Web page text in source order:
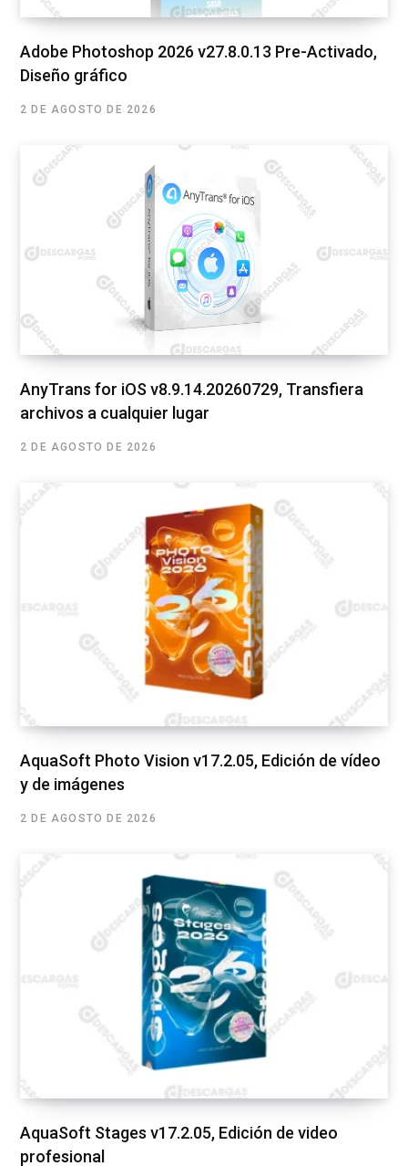
Adobe Photoshop 2026 v27.8.0.13 Pre-Activado,
Diseño gráfico
2 DE AGOSTO DE 2026
AnyTrans for iOS v8.9.14.20260729, Transfiera
archivos a cualquier lugar
2 DE AGOSTO DE 2026
AquaSoft Photo Vision v17.2.05, Edición de vídeo
y de imágenes
2 DE AGOSTO DE 2026
AquaSoft Stages v17.2.05, Edición de video
profesional